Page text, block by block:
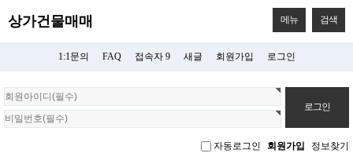
상가건물매매 메뉴 검색
1:1문의 FAQ 접속자 9 새글 회원가입 로그인
회
원
로
자동로그인 회원가입 정보찾기